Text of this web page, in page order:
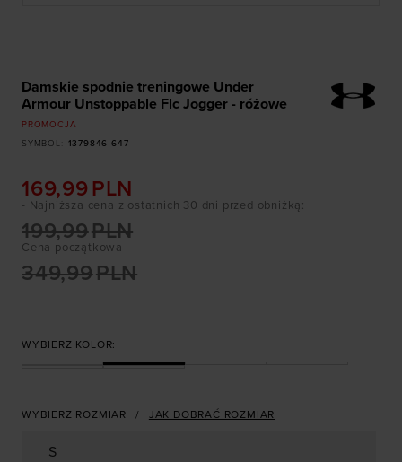
Damskie spodnie treningowe Under
Armour Unstoppable Flc Jogger - różowe
PROMOCJA
SYMBOL
1379846-647
169,99 PLN
Cena początkowa
349,99PLN
199,99PLN
- Najniższa cena z ostatnich 30 dni przed obniżką:
WYBIERZ KOLOR:
WYBIERZ ROZMIAR JAK DOBRAĆ ROZMIAR
S